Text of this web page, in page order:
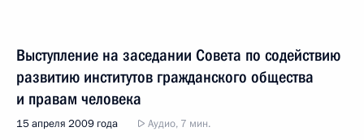
Выступление на заседании Совета по содействию
развитию институтов гражданского общества
и правам человека
15 апреля 2009 года Аудио, 7 мин.